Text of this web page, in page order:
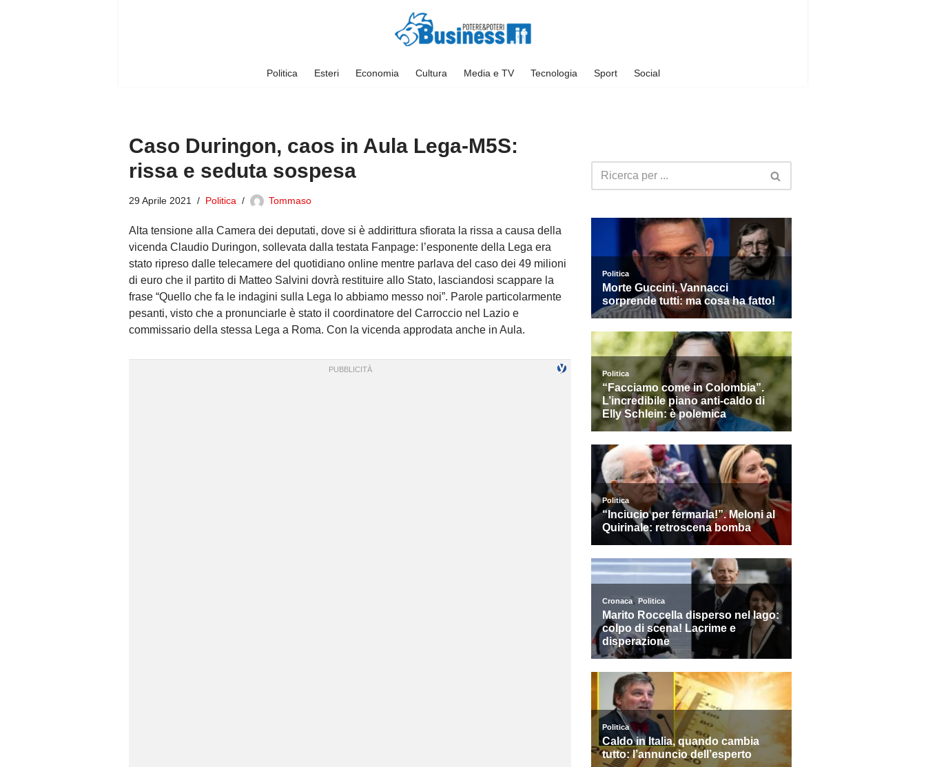
Politica Esteri Economia Cultura Media e TV Tecnologia Sport Social
Caso Duringon, caos in Aula Lega-M5S:
rissa e seduta sospesa
29 Aprile 2021 Politica Tommaso
Alta tensione alla Camera dei deputati, dove si è addirittura sfiorata la rissa a causa della
vicenda Claudio Duringon, sollevata dalla testata Fanpage: l’esponente della Lega era
stato ripreso dalle telecamere del quotidiano online mentre parlava del caso dei 49 milioni
di euro che il partito di Matteo Salvini dovrà restituire allo Stato, lasciandosi scappare la
frase “Quello che fa le indagini sulla Lega lo abbiamo messo noi”. Parole particolarmente
pesanti, visto che a pronunciarle è stato il coordinatore del Carroccio nel Lazio e
commissario della stessa Lega a Roma. Con la vicenda approdata anche in Aula.